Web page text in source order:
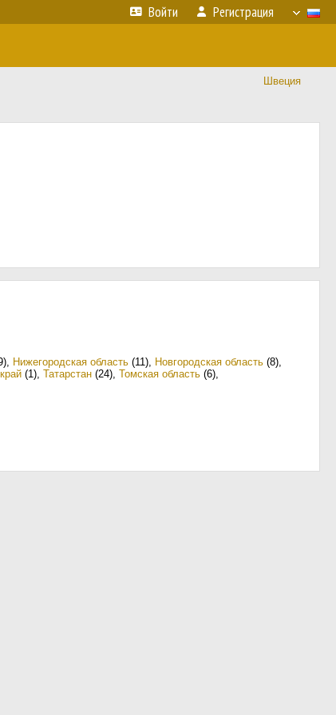
Войти Регистрация
Швеция
, Нижегородская область (11), Новгородская область (8),
(1), Татарстан (24), Томская область (6),